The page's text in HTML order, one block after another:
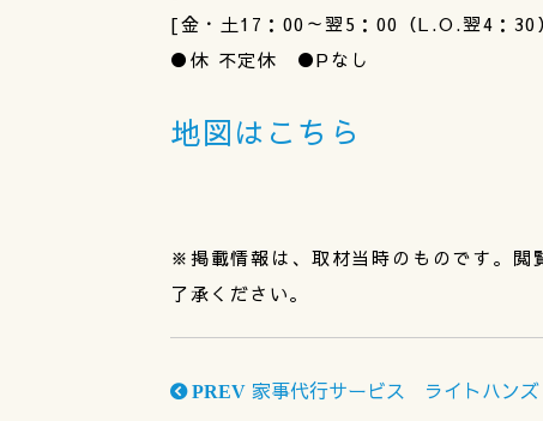
[金・土17：00～翌5：00（L.O.翌4：30
●休 不定休 ●Pなし
地図はこちら
※掲載情報は、取材当時のものです。閲
了承ください。
PREV 家事代行サービス ライトハンズ